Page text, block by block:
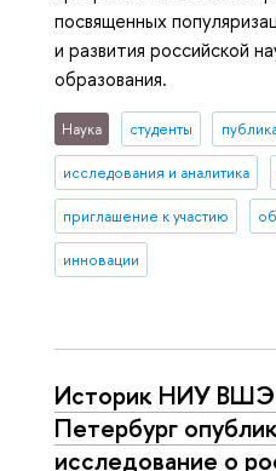
посвященных
и развития российской
образования.
Наука студенты
исследования и аналитика
приглашение к участию
инновации
Историк НИУ
Петербург
исследование о